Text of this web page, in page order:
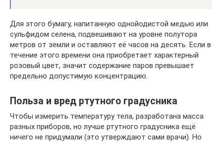
Для этого бумагу, напитанную однойодистой медью или
сульфидом селена, подвешивают на уровне полутора
метров от земли и оставляют её часов на десять. Если в
течение этого времени она приобретает характерный
розовый цвет, значит содержание паров превышает
предельно допустимую концентрацию.
Польза и вред ртутного градусника
Чтобы измерить температуру тела, разработана масса
разных приборов, но лучше ртутного градусника ещё
ничего не придумали (это утверждают сами врачи). Но